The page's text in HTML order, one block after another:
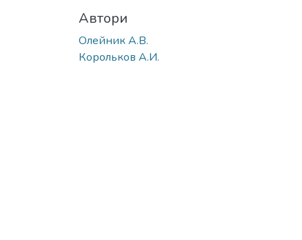
Автори
Олейник А.В.
Корольков А.И.